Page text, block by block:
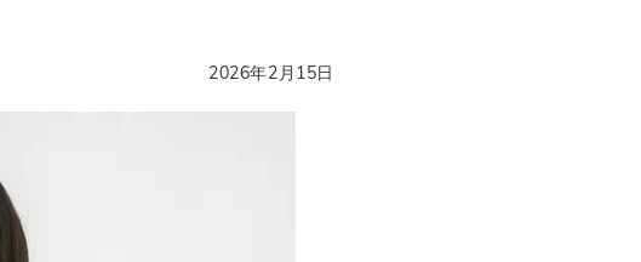
2026年2月15日